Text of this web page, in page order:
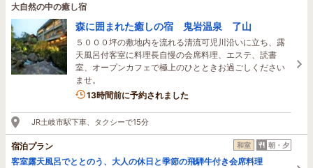
大自然の中の癒し宿
森に囲まれた癒しの宿 鬼岩温泉 了山
５０００坪の敷地内を流れる清流可児川沿いに立ち、露
天風呂付客室に料理長自慢の会席料理、エステ、読書
室、オープンカフェで極上のひとときお過ごしください
ませ。
13時間前に予約されました
JR土岐市駅下車、タクシーで15分
宿泊プラン 和室 朝・夕
客室露天風呂でととのう、大人の休日と季節の飛騨牛付き会席料理